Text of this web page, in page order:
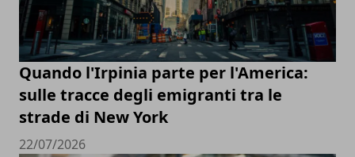
Quando l'Irpinia parte per l'America:
sulle tracce degli emigranti tra le
strade di New York
22/07/2026